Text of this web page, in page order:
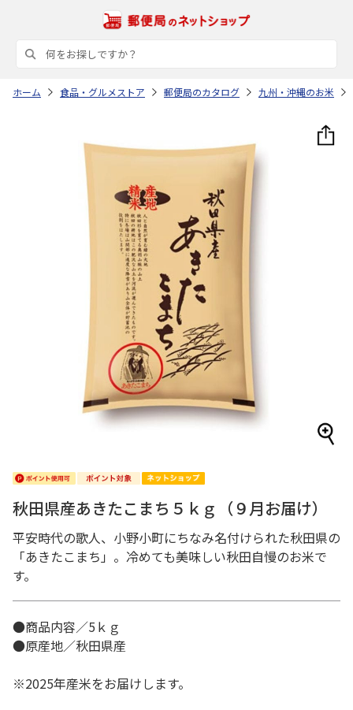
ホーム 食品・グルメストア 郵便局のカタログ 九州・沖縄のお米
秋田県産あきたこまち５ｋｇ（９月お届け）
平安時代の歌人、小野小町にちなみ名付けられた秋田県の
「あきたこまち」。冷めても美味しい秋田自慢のお米で
す。
●商品内容／5ｋｇ
●原産地／秋田県産
※2025年産米をお届けします。